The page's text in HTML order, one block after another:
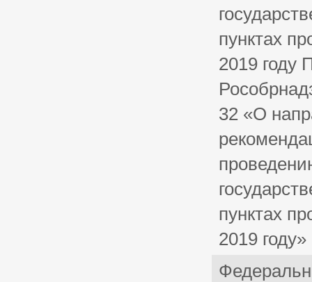
пунктах
2019 году
32 «О
пунктах
2019 году»